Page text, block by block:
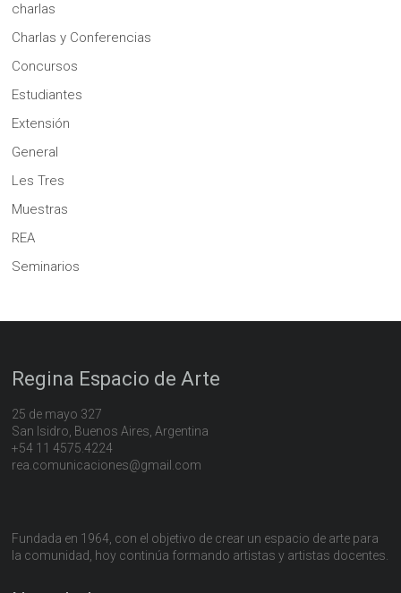
charlas
Charlas y Conferencias
Concursos
Estudiantes
Extensión
General
Les Tres
Muestras
REA
Seminarios
Regina Espacio de Arte
25 de mayo 327
San Isidro, Buenos Aires, Argentina
+54 11 4575.4224
rea.comunicaciones@gmail.com
Fundada en 1964, con el objetivo de crear un espacio de arte para
la comunidad, hoy continúa formando artistas y artistas docentes.